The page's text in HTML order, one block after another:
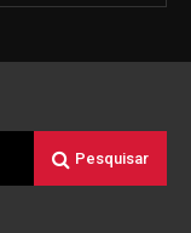
Pesquisar